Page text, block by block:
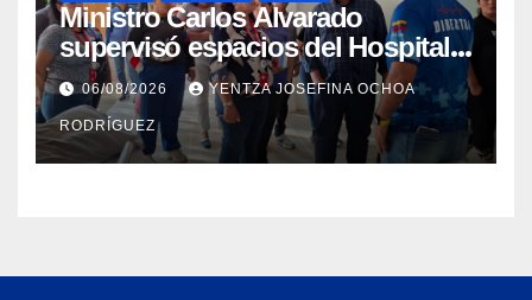
Ministro Carlos Alvarado
supervisó espacios del Hospital
Dermatológico Dr. Martín Vegas
en La Guaira
06/08/2026 YENTZA JOSEFINA OCHOA
RODRÍGUEZ